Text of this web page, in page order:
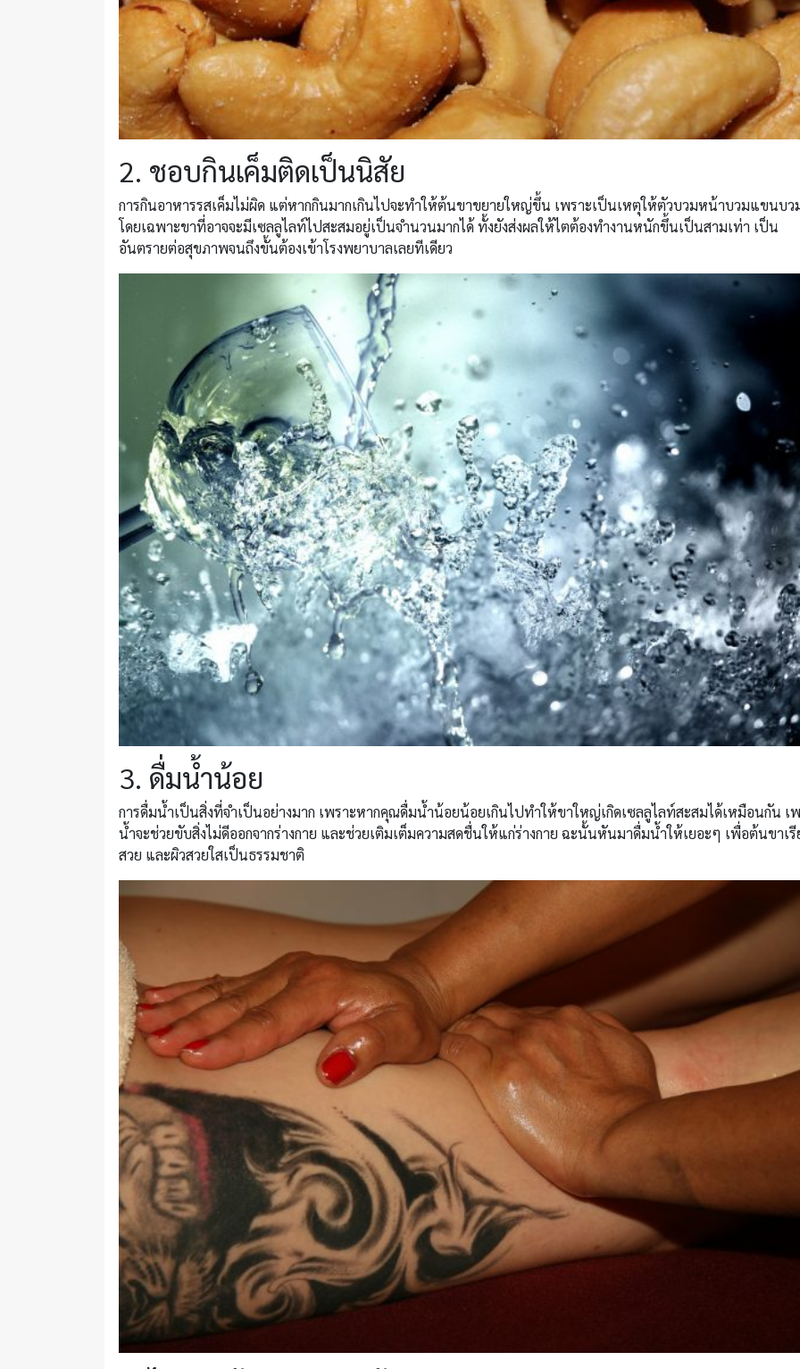
2. ชอบกินเค็มติดเป็นนิสัย
การกินอาหารรสเค็มไม่ผิด แต่หากกินมากเกินไปจะทำให้ต้นขาขยายใหญ่ขึ้น เพราะเป็นเหตุให้ตัวบวมหน้าบวมแขนบว
โดยเฉพาะขาที่อาจจะมีเซลลูไลท์ไปสะสมอยู่เป็นจำนวนมากได้ ทั้งยังส่งผลให้ไตต้องทำงานหนักขึ้นเป็นสามเท่า เป็น
อันตรายต่อสุขภาพจนถึงขั้นต้องเข้าโรงพยาบาลเลยทีเดียว
3. ดื่มน้ำน้อย
การดื่มน้ำเป็นสิ่งที่จำเป็นอย่างมาก เพราะหากคุณดื่มน้ำน้อยน้อยเกินไปทำให้ขาใหญ่เกิดเซลลูไลท์สะสมได้เหมือนกัน เ
น้ำจะช่วยขับสิ่งไม่ดีออกจากร่างกาย และช่วยเติมเต็มความสดชื่นให้แก่ร่างกาย ฉะนั้นหันมาดื่มน้ำให้เยอะๆ เพื่อต้นขาเรี
สวย และผิวสวยใสเป็นธรรมชาติ